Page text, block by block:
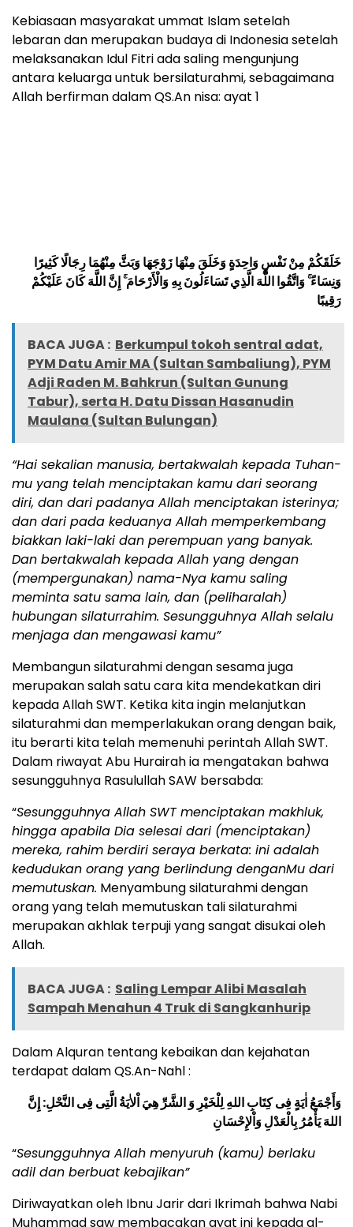
Kebiasaan masyarakat ummat Islam setelah
lebaran dan merupakan budaya di Indonesia setelah
melaksanakan Idul Fitri ada saling mengunjung
antara keluarga untuk bersilaturahmi, sebagaimana
Allah berfirman dalam QS.An nisa: ayat 1
خَلَقَكُمْ مِنْ نَفْسٍ وَاحِدَةٍ وَخَلَقَ مِنْهَا زَوْجَهَا وَبَثَّ مِنْهُمَا رِجَالًا كَثِيرًا
وَنِسَاءً ۚ وَاتَّقُوا اللَّهَ الَّذِي تَسَاءَلُونَ بِهِ وَالْأَرْحَامَ ۚ إِنَّ اللَّهَ كَانَ عَلَيْكُمْ
رَقِيبًا
BACA JUGA : Berkumpul tokoh sentral adat,
PYM Datu Amir MA (Sultan Sambaliung), PYM
Adji Raden M. Bahkrun (Sultan Gunung
Tabur), serta H. Datu Dissan Hasanudin
Maulana (Sultan Bulungan)
“Hai sekalian manusia, bertakwalah kepada Tuhan-
mu yang telah menciptakan kamu dari seorang
diri, dan dari padanya Allah menciptakan isterinya;
dan dari pada keduanya Allah memperkembang
biakkan laki-laki dan perempuan yang banyak.
Dan bertakwalah kepada Allah yang dengan
(mempergunakan) nama-Nya kamu saling
meminta satu sama lain, dan (peliharalah)
hubungan silaturrahim. Sesungguhnya Allah selalu
menjaga dan mengawasi kamu”
Membangun silaturahmi dengan sesama juga
merupakan salah satu cara kita mendekatkan diri
kepada Allah SWT. Ketika kita ingin melanjutkan
silaturahmi dan memperlakukan orang dengan baik,
itu berarti kita telah memenuhi perintah Allah SWT.
Dalam riwayat Abu Hurairah ia mengatakan bahwa
sesungguhnya Rasulullah SAW bersabda:
“Sesungguhnya Allah SWT menciptakan makhluk,
hingga apabila Dia selesai dari (menciptakan)
mereka, rahim berdiri seraya berkata: ini adalah
kedudukan orang yang berlindung denganMu dari
memutuskan. Menyambung silaturahmi dengan
orang yang telah memutuskan tali silaturahmi
merupakan akhlak terpuji yang sangat disukai oleh
Allah.
BACA JUGA : Saling Lempar Alibi Masalah
Sampah Menahun 4 Truk di Sangkanhurip
Dalam Alquran tentang kebaikan dan kejahatan
terdapat dalam QS.An-Nahl :
وَأَجْمَعُ اٰيَةٍ فِى كِتَابِ اللهِ لِلْخَيْرِ وَ الشَّرِّ هِيَ اْلاٰيَةُ الَّتِى فِى النَّحْلِ: إِنَّ
اللهَ يَأْمُرُ بِالْعَدْلِ وَاْلإِحْسَانِ
“Sesungguhnya Allah menyuruh (kamu) berlaku
adil dan berbuat kebajikan”
Diriwayatkan oleh Ibnu Jarir dari Ikrimah bahwa Nabi
Muhammad saw membacakan ayat ini kepada al-